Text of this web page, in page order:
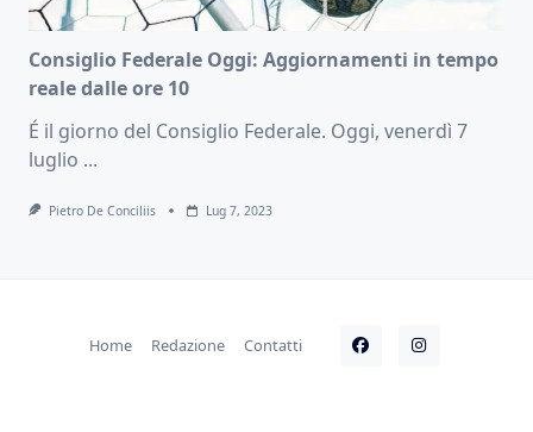
Consiglio Federale Oggi: Aggiornamenti in tempo
reale dalle ore 10
É il giorno del Consiglio Federale. Oggi, venerdì 7
luglio ...
Pietro De Conciliis Lug 7, 2023
Home Redazione Contatti